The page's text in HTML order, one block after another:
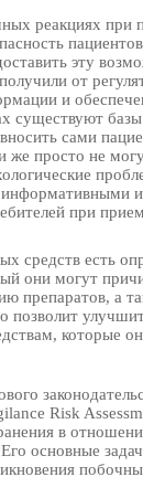
реакциях при
эту
от
и
существуют
вносить сами
же просто не
при
средств есть
они могут
препаратов, а
позволит
которые
Risk
в
основные